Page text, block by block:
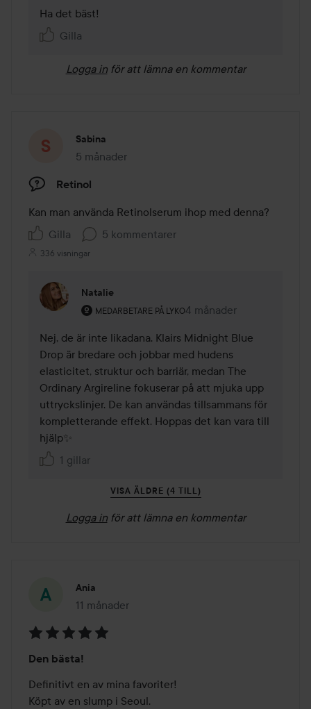
Ha det bäst!
Gilla
Logga in för att lämna en kommentar
Sabina
5 månader
Inlägget skapades 5 månader
Retinol
Kan man använda Retinolserum ihop med denna?
Gilla
5 kommentarer
336 visningar
Natalie
MEDARBETARE PÅ LYKO
Användarens roll: Medarbetare på Lyko.
4 månader
Kommentaren lades 4
Nej, de är inte likadana. Klairs Midnight Blue
Drop är bredare och jobbar med hudens
elasticitet, struktur och barriär, medan The
Ordinary Argireline fokuserar på att mjuka upp
uttryckslinjer. De kan användas tillsammans för
kompletterande effekt. Hoppas det kan vara till
hjälp✨
1 gillar
VISA ÄLDRE (4 TILL)
Logga in för att lämna en kommentar
Ania
11 månader
Inlägget skapades 11 månader
5
av
5
Den bästa!
Definitivt en av mina favoriter!
Köpt av en slump i Seoul.